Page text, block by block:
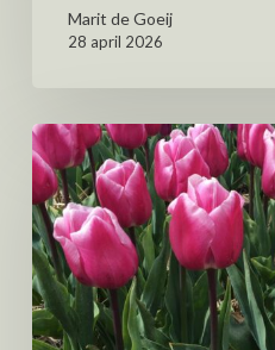
Marit de Goeij
28 april 2026